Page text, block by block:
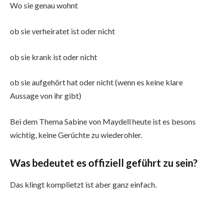
Wo sie genau wohnt
ob sie verheiratet ist oder nicht
ob sie krank ist oder nicht
ob sie aufgehört hat oder nicht (wenn es keine klare
Aussage von ihr gibt)
Bei dem Thema Sabine von Maydell heute ist es besons
wichtig, keine Gerüchte zu wiederohler.
Was bedeutet es offiziell geführt zu sein?
Das klingt komplietzt ist aber ganz einfach.